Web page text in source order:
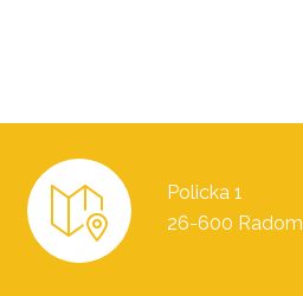
Policka 1
26-600 Radom